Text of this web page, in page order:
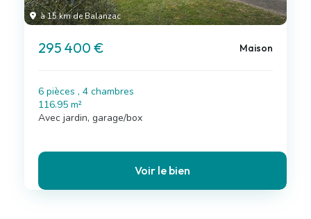
à 15 km de Balanzac
295 400 € Maison
6 pièces , 4 chambres
116.95 m²
Avec jardin, garage/box
Voir le bien